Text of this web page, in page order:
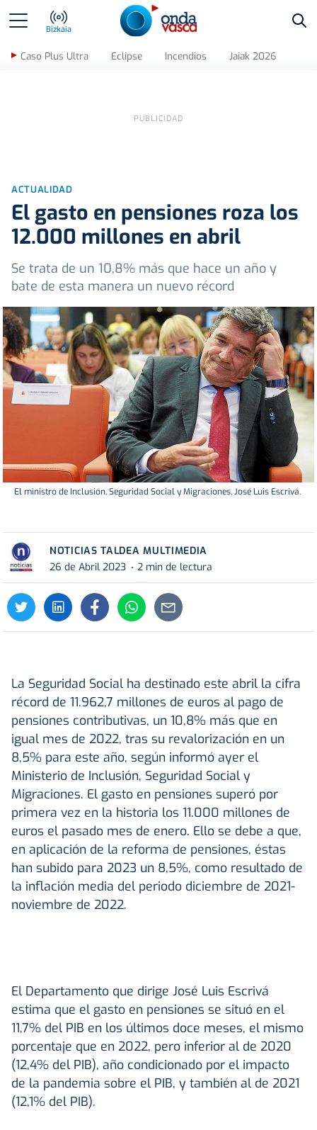
Bizkaia
Caso Plus Ultra Eclipse Incendios Jaiak 2026
ACTUALIDAD
El gasto en pensiones roza los
12.000 millones en abril
Se trata de un 10,8% más que hace un año y
bate de esta manera un nuevo récord
El ministro de Inclusión, Seguridad Social y Migraciones, José Luis Escrivá.
NOTICIAS TALDEA MULTIMEDIA
26 de Abril 2023
2 min de lectura
La Seguridad Social ha destinado este abril la cifra
récord de 11.962,7 millones de euros al pago de
pensiones contributivas, un 10,8% más que en
igual mes de 2022, tras su revalorización en un
8,5% para este año, según informó ayer el
Ministerio de Inclusión, Seguridad Social y
Migraciones. El gasto en pensiones superó por
primera vez en la historia los 11.000 millones de
euros el pasado mes de enero. Ello se debe a que,
en aplicación de la reforma de pensiones, éstas
han subido para 2023 un 8,5%, como resultado de
la inflación media del periodo diciembre de 2021-
noviembre de 2022.
El Departamento que dirige José Luis Escrivá
estima que el gasto en pensiones se situó en el
11,7% del PIB en los últimos doce meses, el mismo
porcentaje que en 2022, pero inferior al de 2020
(12,4% del PIB), año condicionado por el impacto
de la pandemia sobre el PIB, y también al de 2021
(12,1% del PIB).